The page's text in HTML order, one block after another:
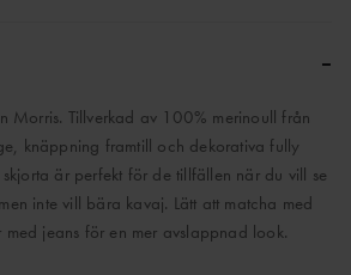
–
Morris. Tillverkad av 100% merinoull från
knäppning framtill och dekorativa fully
är perfekt för de tillfällen när du vill se
inte vill bära kavaj. Lätt att matcha med
jeans för en mer avslappnad look.